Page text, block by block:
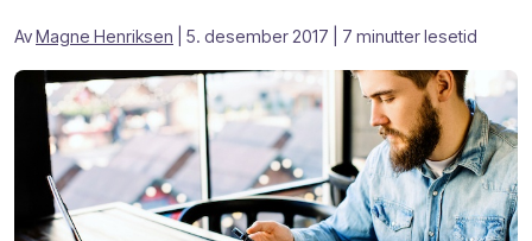
AvMagne Henriksen | 5. desember 2017 | 7 minutter lesetid